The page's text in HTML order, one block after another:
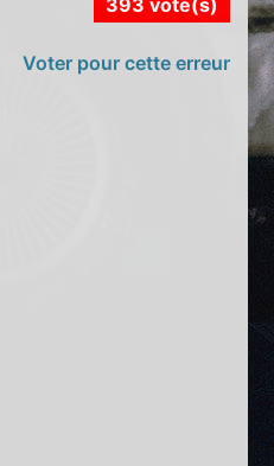
393 vote(s)
Voter pour cette erreur